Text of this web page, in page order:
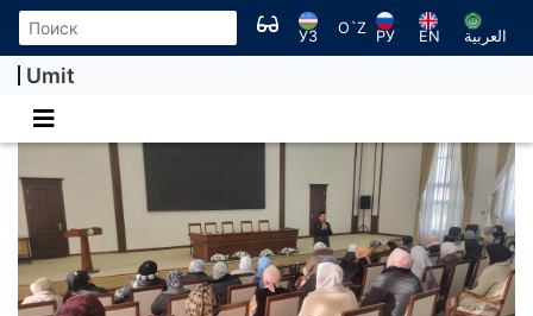
УЗ
O`Z
РУ EN العربية
Umit